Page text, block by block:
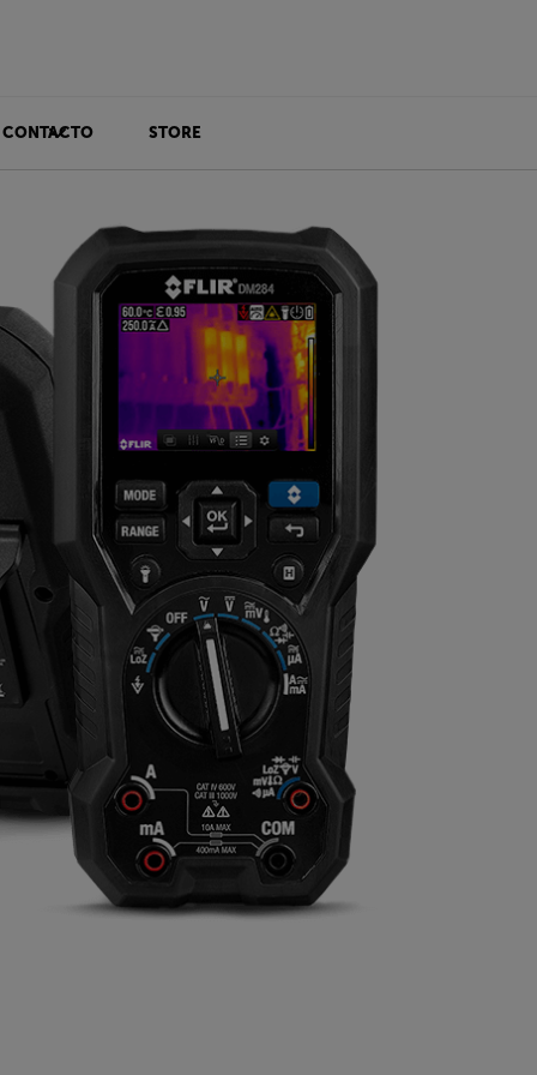
CONTACTO STORE